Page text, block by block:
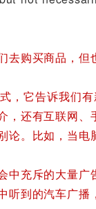
去购买商品，
，它告诉我们
，还有互联网
论。比如，当
中充斥的大量
听到的汽车广